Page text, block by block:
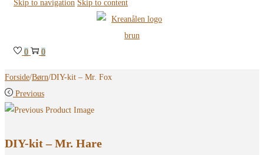
Skip to navigation Skip to content
0 0
Forside/Børn/DIY-kit – Mr. Fox
Previous
DIY-kit – Mr. Hare